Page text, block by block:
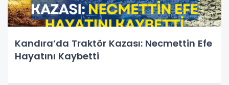
Kandıra’da Traktör Kazası: Necmettin Efe
Hayatını Kaybetti